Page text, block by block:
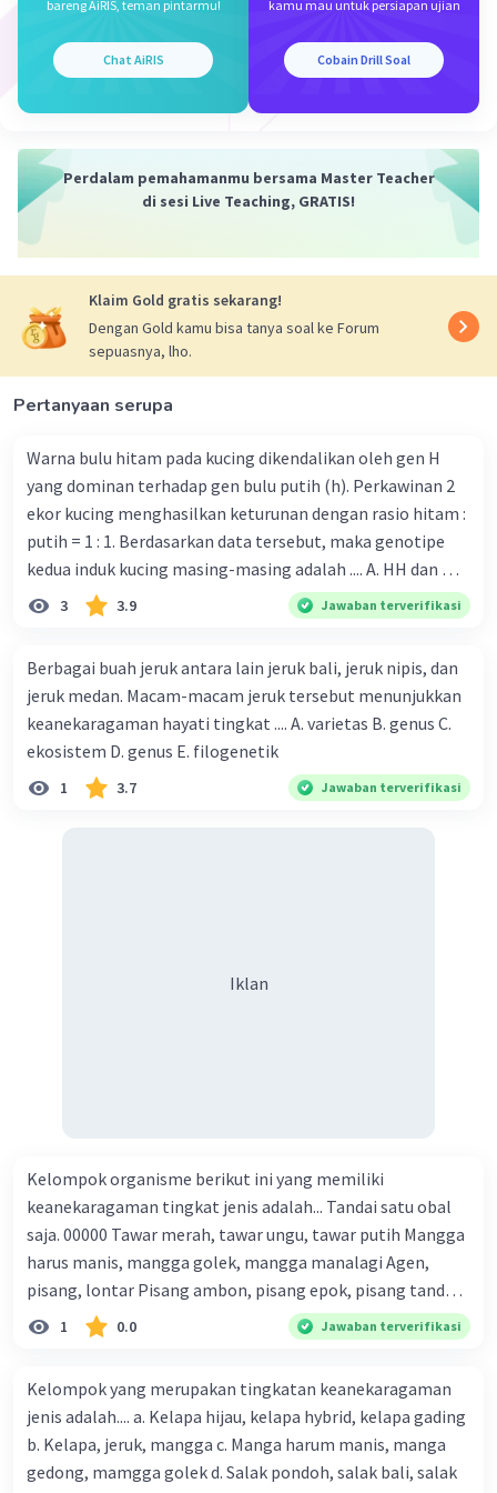
C. Burung merpati hitam, merpati abu, dan
merpati putih
kelompok atau kategori tertentu. Dalam contoh
yang diberikan, burung merpati hitam, merpati
keanekaragaman jenis karena semuanya
kelompok yang sama, yaitu burung merpati.
Pada pilihan lainnya, item-item yang disebutkan
adalah variasi atau variasi dalam jenis yang sama
kucing), bukan spesies yang berbeda.
Beri Rating Balas
bareng AiRIS, teman pintarmu!
Chat AiRIS
kamu mau untuk persiapan ujian
Cobain Drill Soal
Perdalam pemahamanmu bersama Master Teacher
di sesi Live Teaching, GRATIS!
Klaim Gold gratis sekarang!
Dengan Gold kamu bisa tanya soal ke Forum
sepuasnya, lho.
Pertanyaan serupa
Warna bulu hitam pada kucing dikendalikan oleh gen H
yang dominan terhadap gen bulu putih (h). Perkawinan 2
ekor kucing menghasilkan keturunan dengan rasio hitam :
putih = 1 : 1. Berdasarkan data tersebut, maka genotipe
kedua induk kucing masing­-masing adalah .... A. HH dan HH
B. HH dan hh C. Hh dan Hh D. Hh dan hh E. hh dan hh
3 3.9 Jawaban terverifikasi
Berbagai buah jeruk antara lain jeruk bali, jeruk nipis, dan
jeruk medan. Macam-macam jeruk tersebut menunjukkan
keanekaragaman hayati tingkat .... A. varietas B. genus C.
ekosistem D. genus E. filogenetik
1 3.7 Jawaban terverifikasi
Iklan
Kelompok organisme berikut ini yang memiliki
keanekaragaman tingkat jenis adalah... Tandai satu obal
saja. 00000 Tawar merah, tawar ungu, tawar putih Mangga
harus manis, mangga golek, mangga manalagi Agen,
pisang, lontar Pisang ambon, pisang epok, pisang tanduk
Padi PB, padi rojolele, padi IR
1 0.0 Jawaban terverifikasi
Kelompok yang merupakan tingkatan keanekaragaman
jenis adalah.... a. Kelapa hijau, kelapa hybrid, kelapa gading
b. Kelapa, jeruk, mangga c. Manga harum manis, manga
gedong, mamgga golek d. Salak pondoh, salak bali, salak